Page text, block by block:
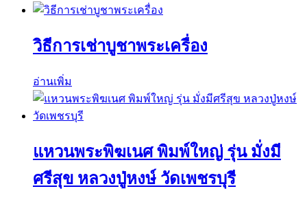
วิธีการเช่าบูชาพระเครื่อง
อ่านเพิ่ม
แหวนพระพิฆเนศ พิมพ์ใหญ่ รุ่น มั่งมี
ศรีสุข หลวงปู่หงษ์ วัดเพชรบุรี